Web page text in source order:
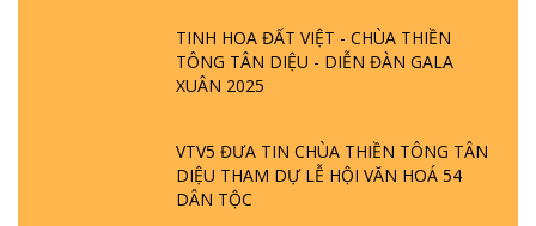
TINH HOA ĐẤT VIỆT - CHÙA THIỀN
TÔNG TÂN DIỆU - DIỄN ĐÀN GALA
XUÂN 2025
VTV5 ĐƯA TIN CHÙA THIỀN TÔNG TÂN
DIỆU THAM DỰ LỄ HỘI VĂN HOÁ 54
DÂN TỘC